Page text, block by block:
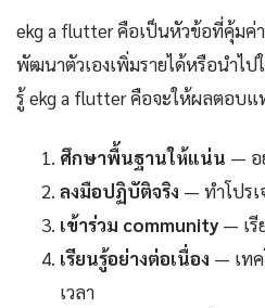
ekg a flutter คือเป็นหัวข้อที่คุ้มค่า
พัฒนาตัวเองเพิ่มรายได้หรือนำไป
รู้ ekg a flutter คือจะให้ผลตอบแ
ศึกษาพื้นฐานให้แน่น — อ
ลงมือปฏิบัติจริง — ทำโปรเ
เข้าร่วม community — เรี
เรียนรู้อย่างต่อเนื่อง — เท
เวลา